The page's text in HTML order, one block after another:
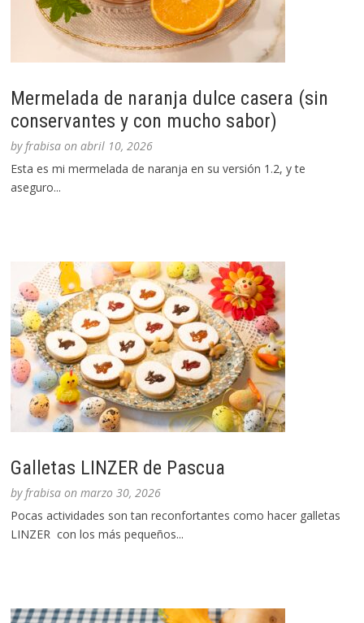
Mermelada de naranja dulce casera (sin
conservantes y con mucho sabor)
byfrabisa onabril 10, 2026
Esta es mi mermelada de naranja en su versión 1.2, y te
aseguro...
Galletas LINZER de Pascua
byfrabisa onmarzo 30, 2026
Pocas actividades son tan reconfortantes como hacer galletas
LINZER con los más pequeños...